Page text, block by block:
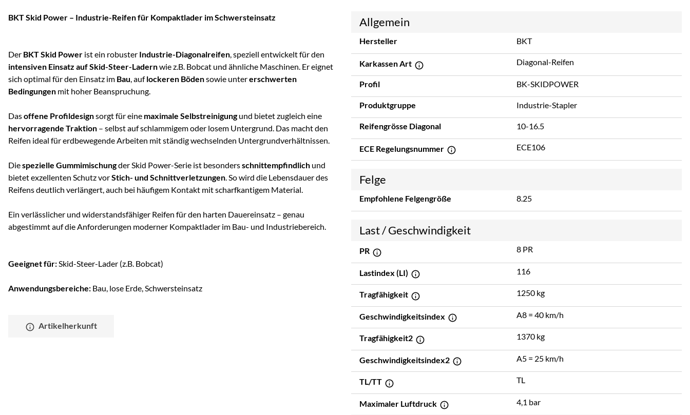
BKT Skid Power – Industrie-Reifen für Kompaktlader im Schwersteinsatz
Der BKT Skid Power ist ein robuster Industrie-Diagonalreifen, speziell entwickelt für den
intensiven Einsatz auf Skid-Steer-Ladernwie z.B. Bobcat und ähnliche Maschinen. Er eignet
sich optimal für den Einsatz im Bau, auflockeren Bödensowie untererschwerten
Bedingungen mit hoher Beanspruchung.
Dasoffene Profildesignsorgt für eine maximale Selbstreinigungund bietet zugleich eine
hervorragende Traktion – selbst auf schlammigem oder losem Untergrund. Das macht den
Reifen ideal für erdbewegende Arbeiten mit ständig wechselnden Untergrundverhältnissen.
Diespezielle Gummimischungder Skid Power-Serie ist besondersschnittempfindlich und
bietet exzellenten Schutz vorStich- und Schnittverletzungen. So wird die Lebensdauer des
Reifens deutlich verlängert, auch bei häufigem Kontakt mit scharfkantigem Material.
Ein verlässlicher und widerstandsfähiger Reifen für den harten Dauereinsatz – genau
abgestimmt auf die Anforderungen moderner Kompaktlader im Bau- und Industriebereich.
Geeignet für:Skid-Steer-Lader (z.B. Bobcat)
Anwendungsbereiche: Bau, lose Erde, Schwersteinsatz
Artikelherkunft
Allgemein
Hersteller BKT
Karkassen Art Diagonal-Reifen
Profil BK-SKIDPOWER
Produktgruppe Industrie-Stapler
Reifengrösse Diagonal 10-16.5
ECE Regelungsnummer ECE106
Felge
Empfohlene Felgengröße 8.25
Last / Geschwindigkeit
PR 8 PR
Lastindex (LI) 116
Tragfähigkeit 1250 kg
Geschwindigkeitsindex A8 = 40 km/h
Tragfähigkeit2 1370 kg
Geschwindigkeitsindex2 A5 = 25 km/h
TL/TT TL
Maximaler Luftdruck 4,1 bar